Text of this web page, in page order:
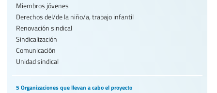
Miembros jóvenes
Derechos del/de la niño/a, trabajo infantil
Renovación sindical
Sindicalización
Comunicación
Unidad sindical
5 Organizaciones que llevan a cabo el proyecto